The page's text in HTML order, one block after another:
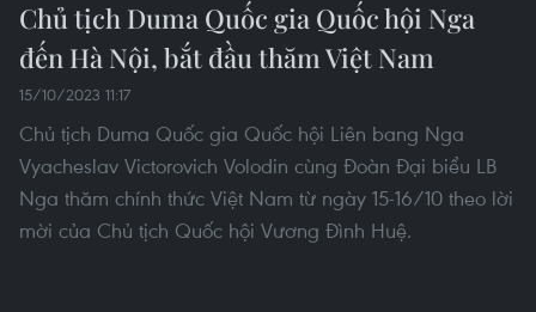
Chủ tịch Duma Quốc gia Quốc hội Nga
đến Hà Nội, bắt đầu thăm Việt Nam
15/10/2023 11:17
Chủ tịch Duma Quốc gia Quốc hội Liên bang Nga
Vyacheslav Victorovich Volodin cùng Đoàn Đại biểu LB
Nga thăm chính thức Việt Nam từ ngày 15-16/10 theo lời
mời của Chủ tịch Quốc hội Vương Đình Huệ.